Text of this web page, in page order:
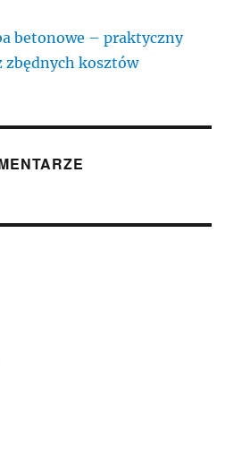
betonowe – praktyczny
zbędnych kosztów